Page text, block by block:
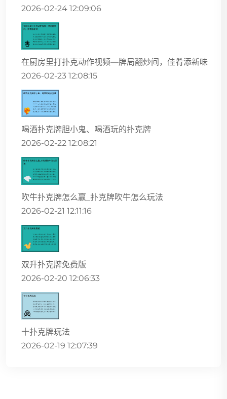
2026-02-24 12:09:06
在厨房里打扑克动作视频—牌局翻炒间，佳肴添新味
2026-02-23 12:08:15
喝酒扑克牌胆小鬼、喝酒玩的扑克牌
2026-02-22 12:08:21
吹牛扑克牌怎么赢_扑克牌吹牛怎么玩法
2026-02-21 12:11:16
双升扑克牌免费版
2026-02-20 12:06:33
十扑克牌玩法
2026-02-19 12:07:39